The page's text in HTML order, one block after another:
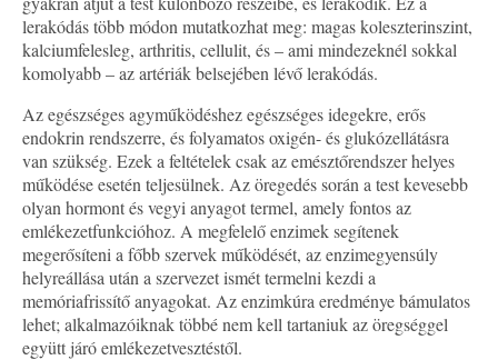
lerakódás több módon mutatkozhat meg: magas koleszterinszint,
kalciumfelesleg, arthritis, cellulit, és – ami mindezeknél sokkal
komolyabb – az artériák belsejében lévő lerakódás.
Az egészséges agyműködéshez egészséges idegekre, erős
endokrin rendszerre, és folyamatos oxigén- és glukózellátásra
van szükség. Ezek a feltételek csak az emésztőrendszer helyes
működése esetén teljesülnek. Az öregedés során a test kevesebb
olyan hormont és vegyi anyagot termel, amely fontos az
emlékezetfunkcióhoz. A megfelelő enzimek segítenek
megerősíteni a főbb szervek működését, az enzimegyensúly
helyreállása után a szervezet ismét termelni kezdi a
memóriafrissítő anyagokat. Az enzimkúra eredménye bámulatos
lehet; alkalmazóiknak többé nem kell tartaniuk az öregséggel
együtt járó emlékezetvesztéstől.